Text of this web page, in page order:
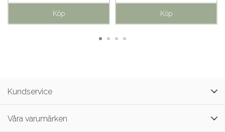
Köp Köp
Kundservice
Våra varumärken